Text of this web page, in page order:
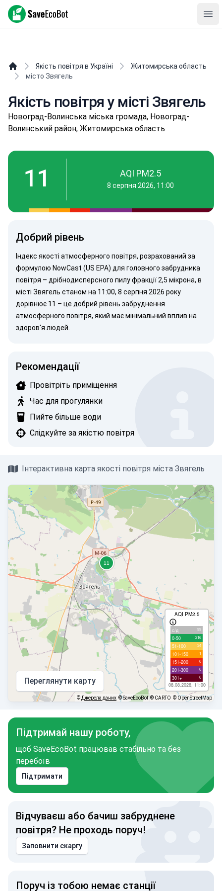
SaveEcoBot
Якість повітря в Україні
Житомирська область
місто Звягель
Якість повітря у місті Звягель
Нoвoград-Вoлинська міська громада, Новоград-
Волинський район, Житомирська область
11 AQI PM2.5
8 серпня 2026, 11:00
Добрий рівень
Індекс якості атмосферного повітря, розрахований за
формулою NowCast (US EPA) для головного забрудника
повітря – дрібнодисперсного пилуфракції 2,5 мікрона, в
місті Звягель станом на 11:00, 8 серпня 2026 року
дорівнює 11 – це добрий рівень забруднення
атмосферного повітря, який має мінімальний вплив на
здоров'я людей.
Рекомендації
Провітріть приміщення
Час для прогулянки
Пийте більше води
Слідкуйте за якістю повітря
Інтерактивна карта якості повітря міста Звягель
AQI PM2.5
с/д 99
0-50 216
51-100 34
101-150 1
151-200 0
201-300 0
301+ 0
08.08.2026, 11:00
Переглянути карту
© Джерела даних © SaveEcoBot © CARTO © OpenStreetMap
Підтримай нашу роботу,
щоб SaveEcoBot працював стабільно та без
перебоїв
Підтримати
Відчуваєш або бачиш забруднене
повітря? Не проходь поруч!
Заповнити скаргу
Поруч із тобою немає станції